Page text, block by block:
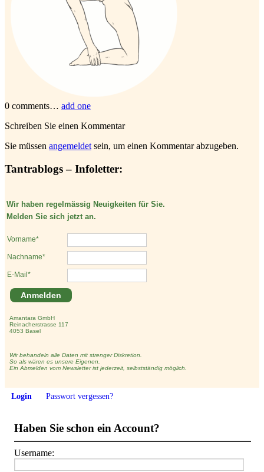
0 comments… add one
Schreiben Sie einen Kommentar
Sie müssen angemeldet sein, um einen Kommentar abzugeben.
Tantrablogs – Infoletter:
Wir haben regelmässig Neuigkeiten für Sie.
Melden Sie sich jetzt an.
Vorname*
Nachname*
E-Mail*
Anmelden
Amantara GmbH
Reinacherstrasse 117
4053 Basel
Wir behandeln alle Daten mit strenger Diskretion.
So als wären es unsere Eigenen.
Ein Abmelden vom Newsletter ist jederzeit, selbstständig möglich.
Login Passwort vergessen?
Haben Sie schon ein Account?
Username: